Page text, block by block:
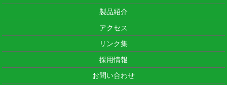
製品紹介
アクセス
リンク集
採用情報
お問い合わせ